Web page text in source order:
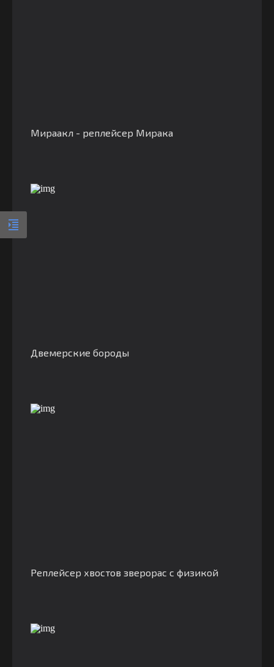
Мираакл - реплейсер Мирака
Двемерские бороды
Реплейсер хвостов зверорас с физикой